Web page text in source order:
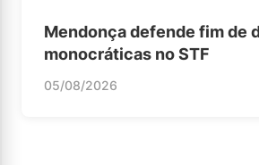
Mendonça defende fim de
monocráticas no STF
05/08/2026